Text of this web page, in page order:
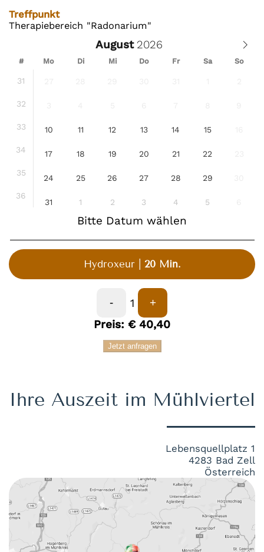
Treffpunkt
Therapiebereich "Radonarium"
August
#
31
32
33
34
35
36
Mo Di Mi Do Fr Sa So
10 11 12 13 14 15
17 18 19 20 21 22
24 25 26 27 28 29
31 1 2 3 4 5
Bitte Datum wählen
Hydroxeur 20 Min.
- 1 +
Preis: € 40,40
Jetzt anfragen
Ihre Auszeit im Mühlviertel
Lebensquellplatz 1
4283 Bad Zell
Österreich